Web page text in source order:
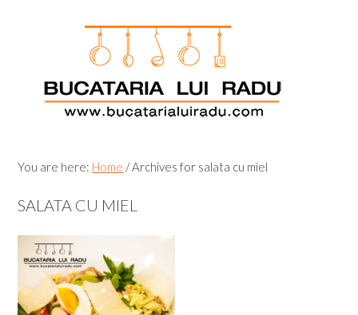
You are here: Home /Archives for salata cu miel
SALATA CU MIEL